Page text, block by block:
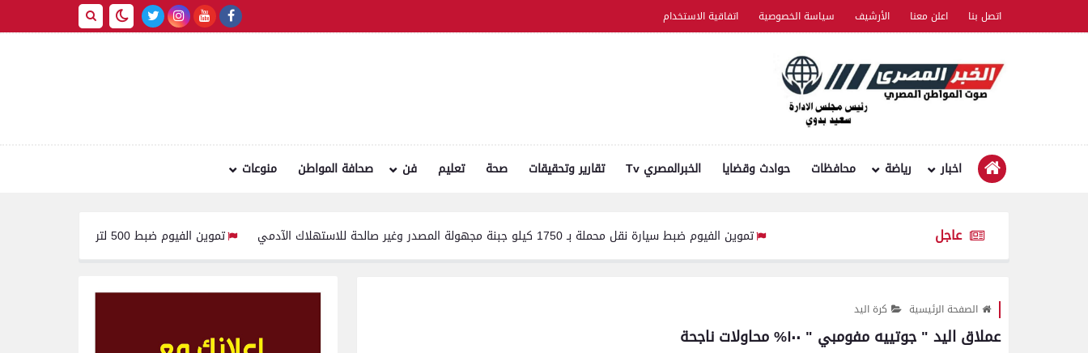
اتصل بنا اعلن معنا الأرشيف سياسة الخصوصية اتفاقية الاستخدام
اخبار رياضة محافظات حوادث وقضايا الخبرالمصري Tv تقارير وتحقيقات صحة تعليم فن صحافة المواطن منوعات
عاجل تموين الفيوم ضبط سيارة نقل محملة بـ 1750 كيلو جبنة مجهولة المصدر وغير صالحة للاستهلاك الآدمي تموين الفيوم ضبط 500 لتر لبن فاسد وغير صالح للاستهلاك الآدمى قبل طرحه بالأسواق
الصفحة الرئيسية كرة اليد
عملاق اليد " جوتييه مفومبي " ١٠٠% محاولات ناجحة